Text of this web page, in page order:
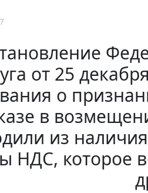
от 25
о
в
из
НДС, которое